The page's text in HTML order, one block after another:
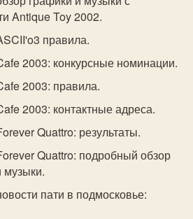
Antique Toy 2002.
правила.
2003: конкурсные номинации.
2003: правила.
2003: контактные адреса.
Quattro: результаты.
Quattro: подробный обзор
музыки.
пати в подмосковье: